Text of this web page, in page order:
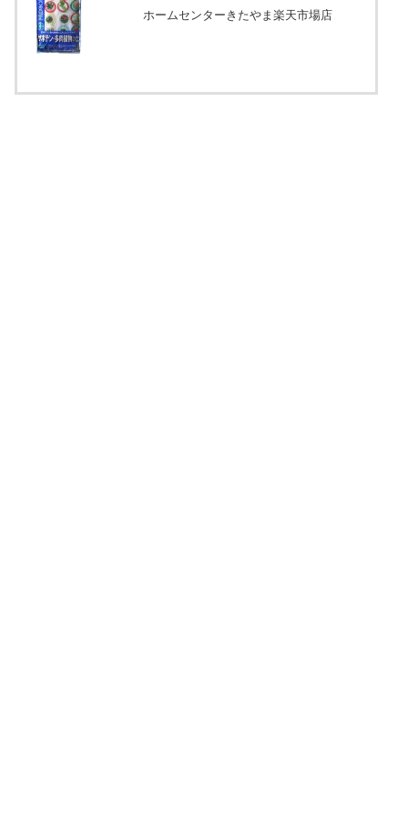
ホームセンターきたやま楽天市場店